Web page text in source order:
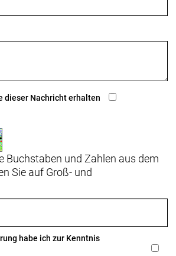
dieser Nachricht erhalten
Buchstaben und Zahlen aus dem
Sie auf Groß- und
habe ich zur Kenntnis